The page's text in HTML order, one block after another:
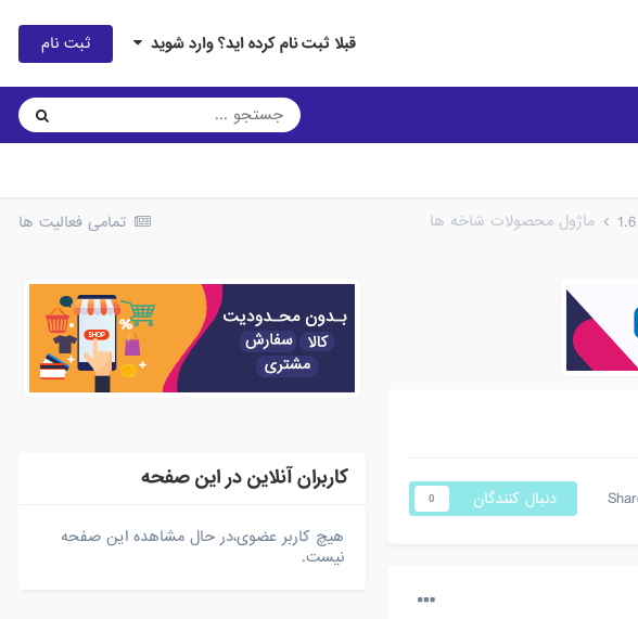
قبلا ثبت نام کرده اید؟ وارد شوید ثبت نام
تمامی فعالیت ها ماژول محصولات شاخه ها
دنبال کنندگان 0
کاربران آنلاین در این صفحه
هیچ کاربر عضوی،در حال مشاهده این صفحه
نیست.